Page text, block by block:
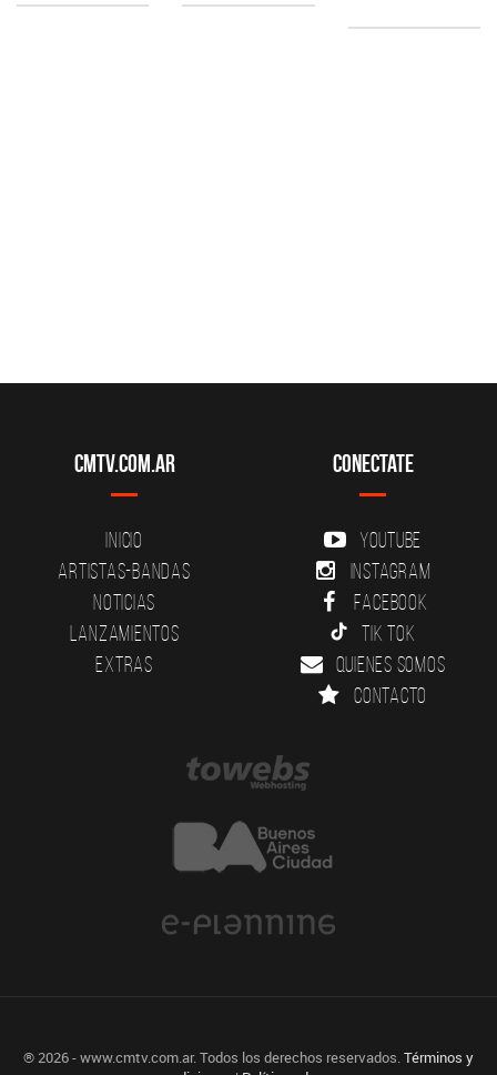
CMTV.com.ar
Inicio
Artistas-Bandas
Noticias
Lanzamientos
Extras
Conectate
YouTube
Instagram
Facebook
Tik Tok
Quienes somos
Contacto
® 2026 - www.cmtv.com.ar. Todos los derechos reservados.Términos y